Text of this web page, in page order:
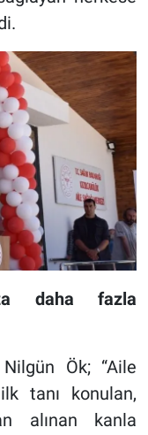
daha fazla
Ök; “Aile
tanı konulan,
alınan kanla